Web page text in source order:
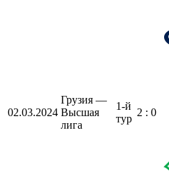
02.03.2024
Грузия —
Высшая
лига
1-й
тур
2 : 0